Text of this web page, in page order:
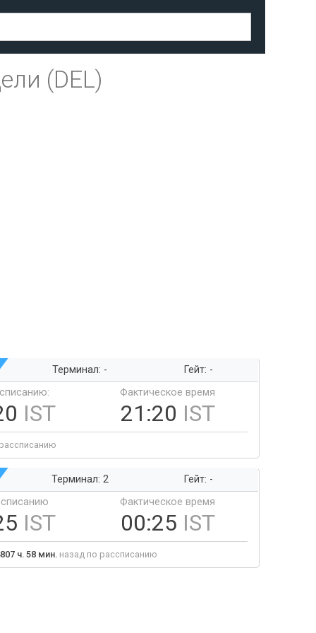
(DEL)
Терминал: -
Гейт: -
IST
Фактическое время
21:20 IST
Терминал: 2
Гейт: -
IST
Фактическое время
00:25 IST
ч. 58 мин. назад по рассписанию